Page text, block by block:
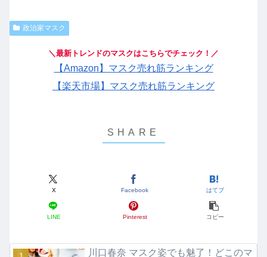
政治家マスク
＼最新トレンドのマスクはこちらでチェック！／
【Amazon】マスク売れ筋ランキング
【楽天市場】マスク売れ筋ランキング
X Facebook はてブ
LINE Pinterest コピー
川口春奈 マスク姿でも魅了！どこのマ